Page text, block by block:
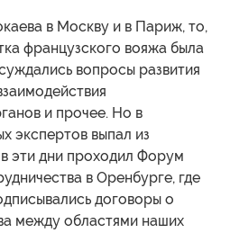
в Москву и в Париж, то,
французского вояжа была
вопросы развития
и прочее. Но в
экспертов выпал из
в эти дни проходил Форум
в Оренбурге, где
договоры о
между областями наших